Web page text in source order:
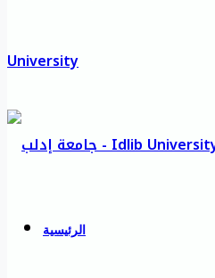
الرئيسية